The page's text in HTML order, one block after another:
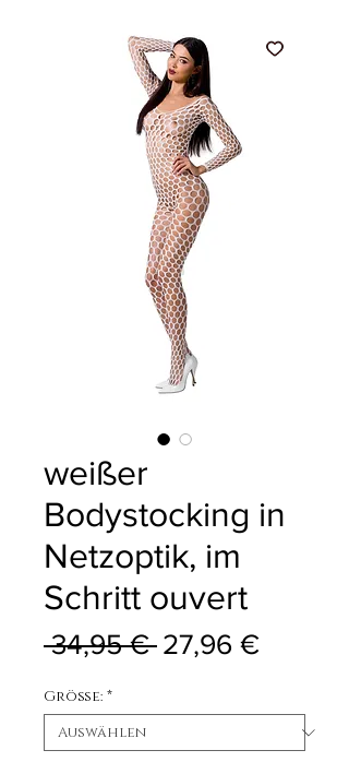
weißer
Bodystocking in
Netzoptik, im
Schritt ouvert
34,95 € Standardpreis
27,96 €Sale-
Größe: *